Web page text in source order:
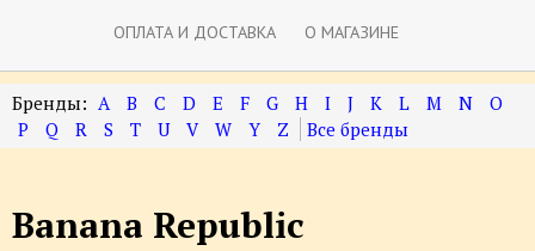
ОПЛАТА И ДОСТАВКА О МАГАЗИНЕ
A B C D E F G H I J K L M N
O
P
Q R S T U V W Y Z
Banana Republic